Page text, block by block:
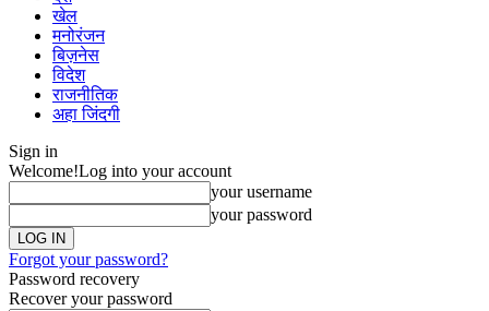
खेल
मनोरंजन
बिज़नेस
विदेश
राजनीतिक
अहा जिंदगी
Sign in
Welcome!Log into your account
your username
your password
Forgot your password?
Password recovery
Recover your password